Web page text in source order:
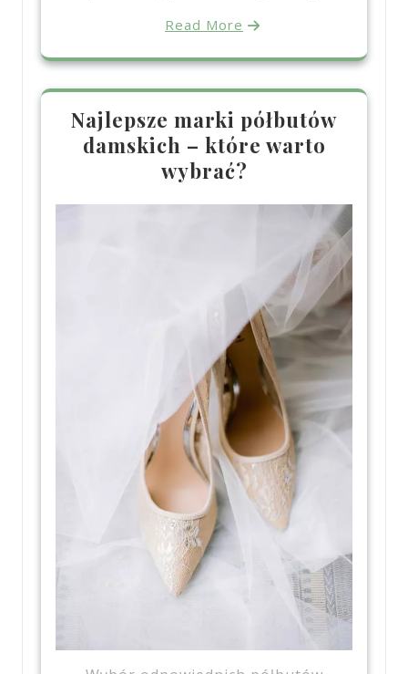
Read More
Najlepsze marki półbutów
damskich – które warto
wybrać?